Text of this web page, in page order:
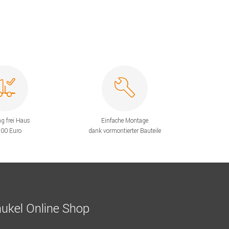
frei Haus
Euro
Einfache Montage
dank vormontierter Bauteile
Online Shop